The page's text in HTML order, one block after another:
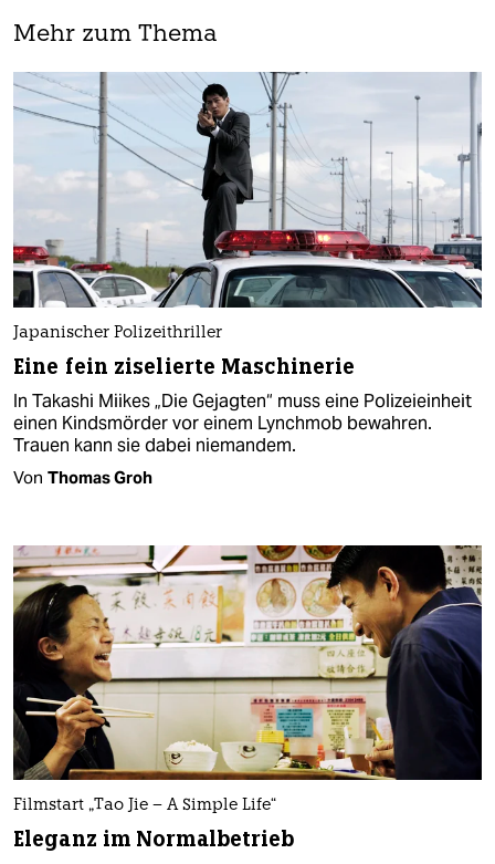
Mehr zum Thema
Japanischer Polizeithriller
Eine fein ziselierte Maschinerie
In Takashi Miikes „Die Gejagten“ muss eine Polizeieinheit
einen Kindsmörder vor einem Lynchmob bewahren.
Trauen kann sie dabei niemandem.
Von Thomas Groh
Filmstart „Tao Jie – A Simple Life“
Eleganz im Normalbetrieb